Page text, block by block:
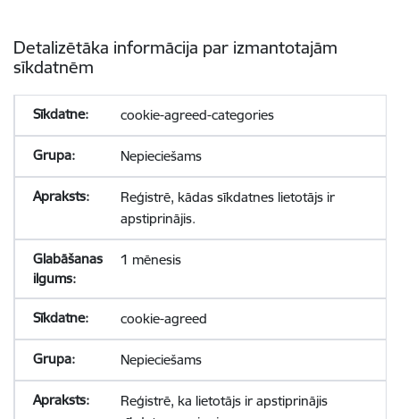
Detalizētāka informācija par izmantotajām
sīkdatnēm
cookie-agreed-categories
Nepieciešams
Reģistrē, kādas sīkdatnes lietotājs ir
apstiprinājis.
1 mēnesis
cookie-agreed
Nepieciešams
Reģistrē, ka lietotājs ir apstiprinājis